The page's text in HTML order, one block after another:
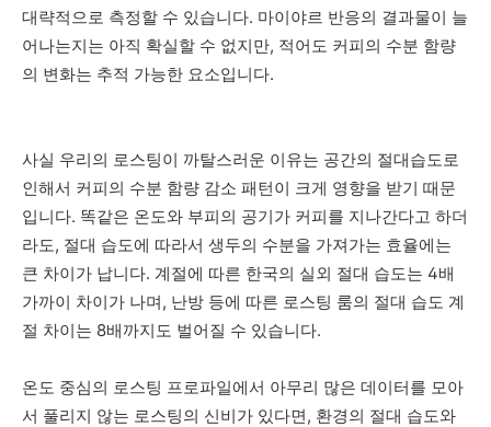
대략적으로 측정할 수 있습니다. 마이야르 반응의 결과물이 늘
어나는지는 아직 확실할 수 없지만, 적어도 커피의 수분 함량
의 변화는 추적 가능한 요소입니다.
사실 우리의 로스팅이 까탈스러운 이유는 공간의 절대습도로
인해서 커피의 수분 함량 감소 패턴이 크게 영향을 받기 때문
입니다. 똑같은 온도와 부피의 공기가 커피를 지나간다고 하더
라도, 절대 습도에 따라서 생두의 수분을 가져가는 효율에는
큰 차이가 납니다. 계절에 따른 한국의 실외 절대 습도는 4배
가까이 차이가 나며, 난방 등에 따른 로스팅 룸의 절대 습도 계
절 차이는 8배까지도 벌어질 수 있습니다.
온도 중심의 로스팅 프로파일에서 아무리 많은 데이터를 모아
서 풀리지 않는 로스팅의 신비가 있다면, 환경의 절대 습도와